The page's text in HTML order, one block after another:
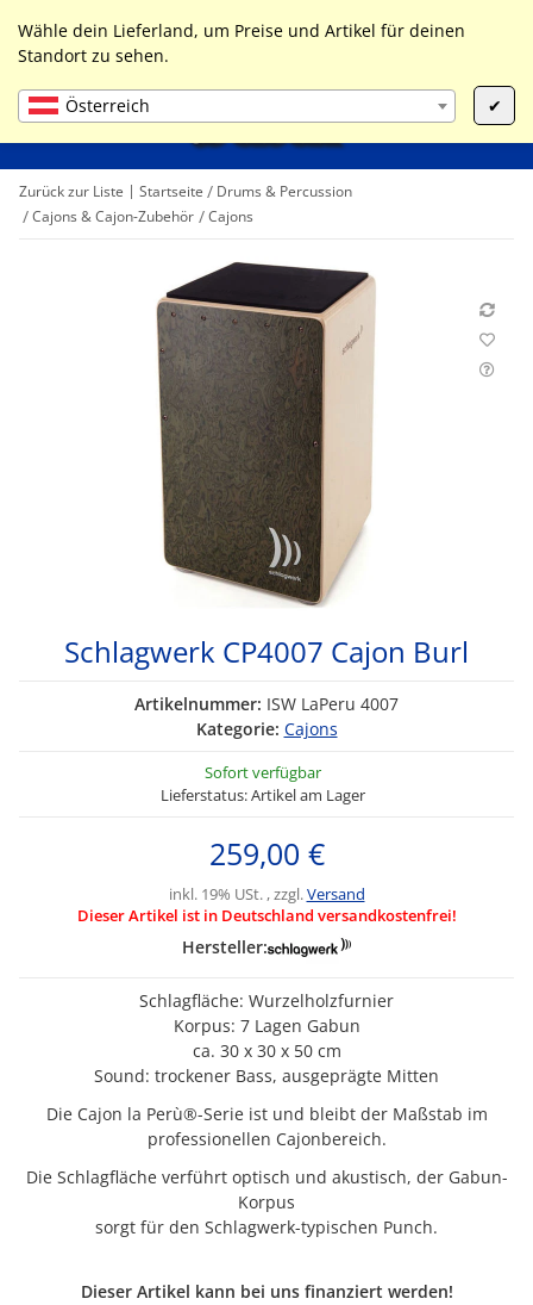
Wähle dein Lieferland, um Preise und Artikel für deinen
Standort zu sehen.
Österreich ✔
Liste ist leer
Zurück zur Liste Startseite
Drums & Percussion
Cajons & Cajon-Zubehör
Cajons
Schlagwerk CP4007 Cajon Burl
Artikelnummer: ISW LaPeru 4007
Kategorie: Cajons
Sofort verfügbar
Lieferstatus: Artikel am Lager
259,00 €
inkl. 19% USt. , zzgl.Versand
Dieser Artikel ist in Deutschland versandkostenfrei!
Hersteller:
Schlagfläche: Wurzelholzfurnier
Korpus: 7 Lagen Gabun
ca. 30 x 30 x 50 cm
Sound: trockener Bass, ausgeprägte Mitten
Die Cajon la Perù®-Serie ist und bleibt der Maßstab im
professionellen Cajonbereich.
Die Schlagfläche verführt optisch und akustisch, der Gabun-
Korpus
sorgt für den Schlagwerk-typischen Punch.
Dieser Artikel kann bei uns finanziert werden!